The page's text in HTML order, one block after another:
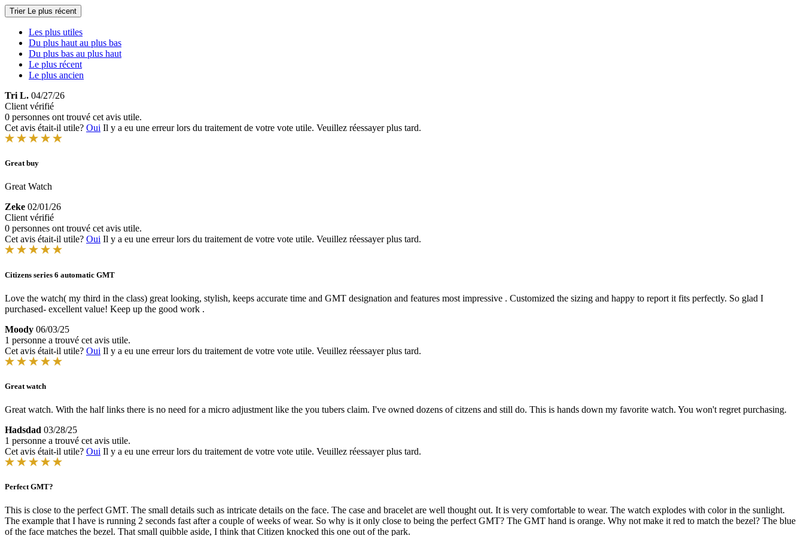
Trier Le plus récent
Les plus utiles
Du plus haut au plus bas
Du plus bas au plus haut
Le plus récent
Le plus ancien
Tri L. 04/27/26
Client vérifié
0 personnes ont trouvé cet avis utile.
Cet avis était-il utile? Oui Il y a eu une erreur lors du traitement de votre vote utile. Veuillez réessayer plus tard.
Great buy
Great Watch
Zeke 02/01/26
Client vérifié
0 personnes ont trouvé cet avis utile.
Cet avis était-il utile? Oui Il y a eu une erreur lors du traitement de votre vote utile. Veuillez réessayer plus tard.
Citizens series 6 automatic GMT
Love the watch( my third in the class) great looking, stylish, keeps accurate time and GMT designation and features most impressive . Customized the sizing and happy to report it fits perfectly. So glad I
purchased- excellent value! Keep up the good work .
Moody 06/03/25
1 personne a trouvé cet avis utile.
Cet avis était-il utile? Oui Il y a eu une erreur lors du traitement de votre vote utile. Veuillez réessayer plus tard.
Great watch
Great watch. With the half links there is no need for a micro adjustment like the you tubers claim. I've owned dozens of citzens and still do. This is hands down my favorite watch. You won't regret purchasing.
Hadsdad 03/28/25
1 personne a trouvé cet avis utile.
Cet avis était-il utile? Oui Il y a eu une erreur lors du traitement de votre vote utile. Veuillez réessayer plus tard.
Perfect GMT?
This is close to the perfect GMT. The small details such as intricate details on the face. The case and bracelet are well thought out. It is very comfortable to wear. The watch explodes with color in the sunlight.
The example that I have is running 2 seconds fast after a couple of weeks of wear. So why is it only close to being the perfect GMT? The GMT hand is orange. Why not make it red to match the bezel? The blue
of the face matches the bezel. That small quibble aside, I think that Citizen knocked this one out of the park.